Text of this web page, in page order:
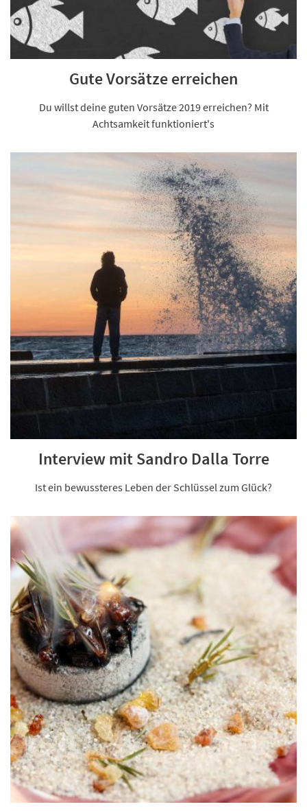
Gute Vorsätze erreichen
Du willst deine guten Vorsätze 2019 erreichen? Mit
Achtsamkeit funktioniert's
Interview mit Sandro Dalla Torre
Ist ein bewussteres Leben der Schlüssel zum Glück?